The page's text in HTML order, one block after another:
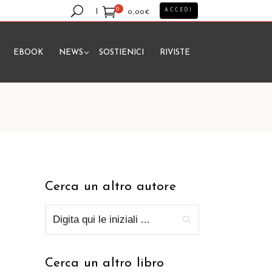
0
0,00€
prodotto nel carrello.
ACCEDI
EBOOK NEWS SOSTIENICI RIVISTE
Cerca un altro autore
Cerca un altro libro